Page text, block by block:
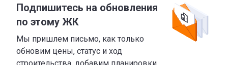
Подпишитесь на обновления
по этому ЖК
Мы пришлем письмо, как только
обновим цены, статус и ход